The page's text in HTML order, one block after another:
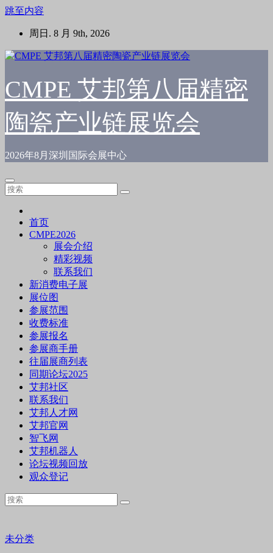
跳至内容
周日. 8 月 9th, 2026
CMPE 艾邦第八届精密
陶瓷产业链展览会
2026年8月深圳国际会展中心
首页
CMPE2026
展会介绍
精彩视频
联系我们
新消费电子展
展位图
参展范围
收费标准
参展报名
参展商手册
往届展商列表
同期论坛2025
艾邦社区
联系我们
艾邦人才网
艾邦官网
智飞网
艾邦机器人
论坛视频回放
观众登记
未分类